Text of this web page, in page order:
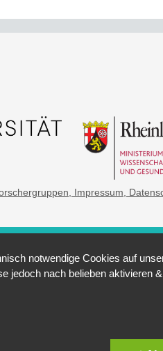
, Impressum ,
notwendige Cookies auf
jedoch nach belieben aktivieren